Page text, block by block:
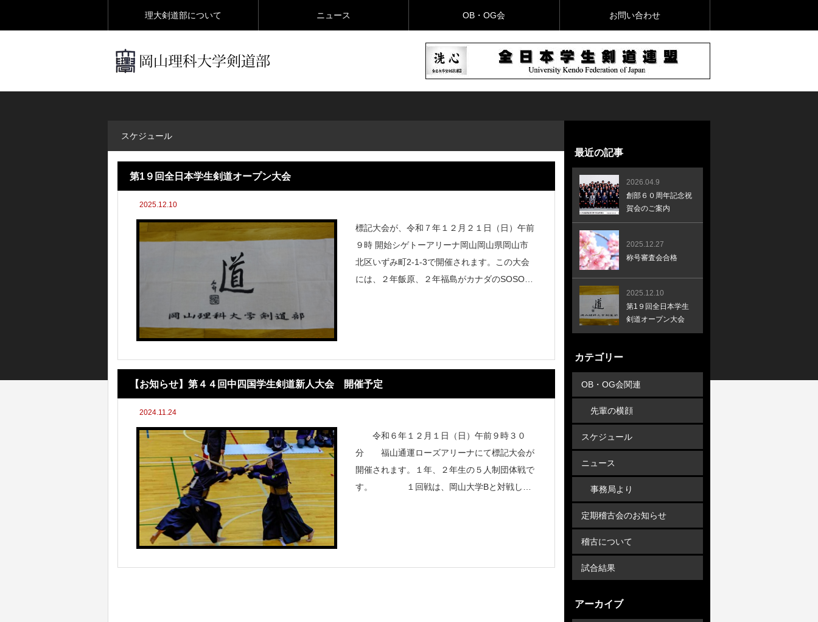
理大剣道部について ニュース OB・OG会 お問い合わせ
スケジュール
第1９回全日本学生剣道オープン大会
2025.12.10
標記大会が、令和７年１２月２１日（日）午前
９時 開始シゲトーアリーナ岡山岡山県岡山市
北区いずみ町2-1-3で開催されます。この大会
には、２年飯原、２年福島がカナダのSOSO大
【お知らせ】第４４回中四国学生剣道新人大会 開催予定
2024.11.24
令和６年１２月１日（日）午前９時３０
分 福山通運ローズアリーナにて標記大会が
開催されます。１年、２年生の５人制団体戦で
す。 １回戦は、岡山大学Bと対戦しま
最近の記事
2026.04.9
創部６０周年記念祝
賀会のご案内
2025.12.27
称号審査会合格
2025.12.10
第1９回全日本学生
剣道オープン大会
カテゴリー
OB・OG会関連
先輩の横顔
スケジュール
ニュース
事務局より
定期稽古会のお知らせ
稽古について
試合結果
アーカイブ